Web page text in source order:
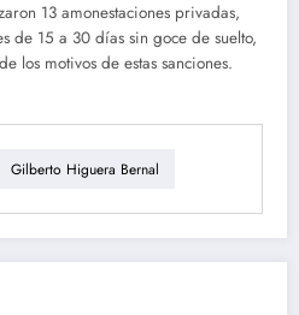
13 amonestaciones privadas,
de 15 a 30 días sin goce de suelto,
los motivos de estas sanciones.
Gilberto Higuera Bernal